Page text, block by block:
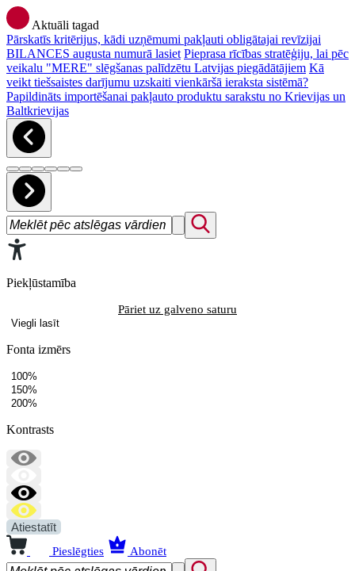
Aktuāli tagad
Pārskatīs kritērijus, kādi uzņēmumi pakļauti obligātajai revīzijai
BILANCES augusta numurā lasiet Pieprasa rīcības stratēģiju, lai pēc
veikalu "MERE" slēgšanas palīdzētu Latvijas piegādātājiem Kā
veikt tiešsaistes darījumu uzskaiti vienkāršā ieraksta sistēmā?
Papildināts importēšanai pakļauto produktu sarakstu no Krievijas un
Baltkrievijas
Piekļūstamība
Pāriet uz galveno saturu
Viegli lasīt
Fonta izmērs
100%
150%
200%
Kontrasts
Atiestatīt
Pieslēgties Abonēt